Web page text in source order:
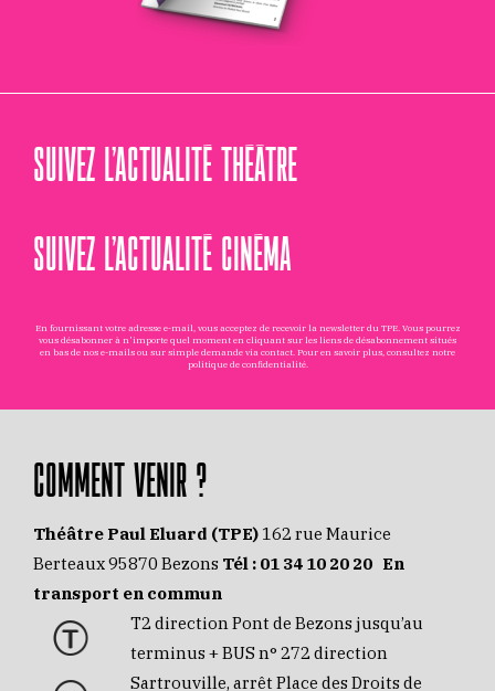
SUIVEZ L’ACTUALITÉ THÉÂTRE
SUIVEZ L’ACTUALITÉ CINÉMA
En fournissant votre adresse e-mail, vous acceptez de recevoir la newsletter du TPE. Vous pourrez
vous désabonner à n'importe quel moment en cliquant sur les liens de désabonnement situés
en bas de nos e-mails ou sur simple demande via contact. Pour en savoir plus, consultez notre
politique de confidentialité.
COMMENT VENIR ?
Théâtre Paul Eluard (TPE) 162 rue Maurice
Berteaux 95870 Bezons Tél : 01 34 10 20 20 En
transport en commun
T2 direction Pont de Bezons jusqu’au
terminus + BUS n° 272 direction
Sartrouville, arrêt Place des Droits de